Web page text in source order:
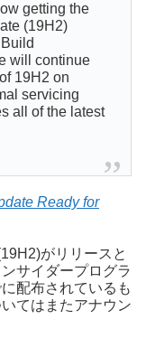
getting the
(19H2)
will continue
19H2 on
servicing
all of the latest
Ready for
がリリースと
サイダープログラ
配布されているも
てはまたアナウン